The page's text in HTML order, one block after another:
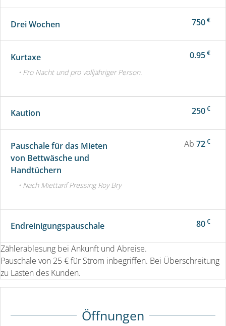
Drei Wochen 750€
Kurtaxe 0.95€
• Pro Nacht und pro volljähriger Person.
Kaution 250€
Pauschale für das Mieten
von Bettwäsche und
Handtüchern
Ab 72€
• Nach Miettarif Pressing Roy Bry
Endreinigungspauschale 80€
Zählerablesung bei Ankunft und Abreise.
Pauschale von 25 € für Strom inbegriffen. Bei Überschreitung
zu Lasten des Kunden.
Öffnungen